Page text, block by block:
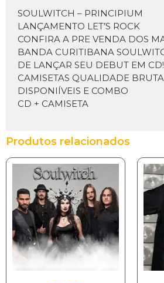
SOULWITCH – PRINCIPIUM
LANÇAMENTO LET’S ROCK
CONFIRA A PRE VENDA DOS
BANDA CURITIBANA
DE LANÇAR SEU DEBUT EM CD!
CAMISETAS QUALIDADE
DISPONIÍVEIS E COMBO
CD + CAMISETA
Produtos relacionados